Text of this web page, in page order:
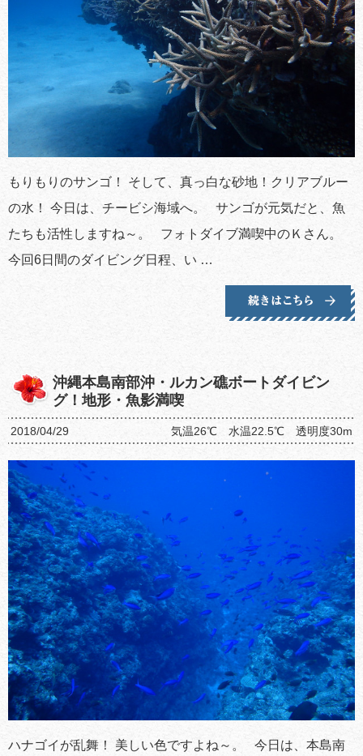
もりもりのサンゴ！ そして、真っ白な砂地！クリアブルー
の水！ 今日は、チービシ海域へ。 サンゴが元気だと、魚
たちも活性しますね～。 フォトダイブ満喫中のＫさん。
今回6日間のダイビング日程、い …
沖縄本島南部沖・ルカン礁ボートダイビン
グ！地形・魚影満喫
2018/04/29 気温26℃ 水温22.5℃ 透明度30m
ハナゴイが乱舞！ 美しい色ですよね～。 今日は、本島南